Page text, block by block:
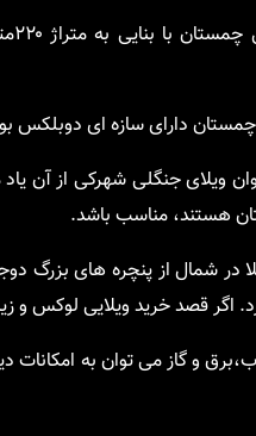
دارای سازه ای
ویلای جنگلی شهرکی از آن
هستند، مناسب باشد.
در شمال از پنچره های بزرگ
قصد خرید ویلایی لوکس و
و گاز می توان به